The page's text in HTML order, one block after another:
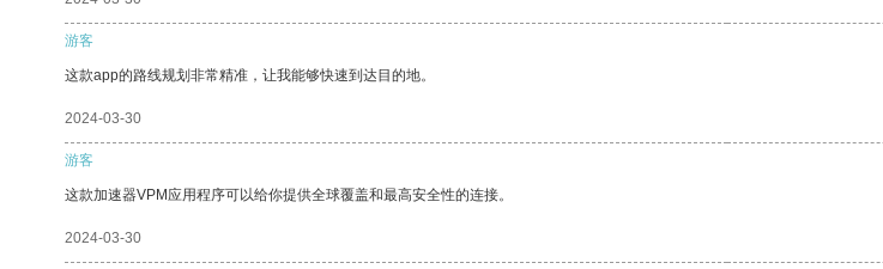
游客
这款app的路线规划非常精准，让我能够快速到达目的地。
2024-03-30
游客
这款加速器VPM应用程序可以给你提供全球覆盖和最高安全性的连接。
2024-03-30